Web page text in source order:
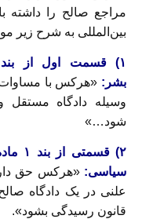
مراجع صالح را داشته
بین‌المللی به شرح زیر
بشر: «هرکس با مساوات
وسیله دادگاه مستقل
شود…»
سیاسی: «هرکس حق دارد
علنی در یک دادگاه
قانون رسیدگی بشود».